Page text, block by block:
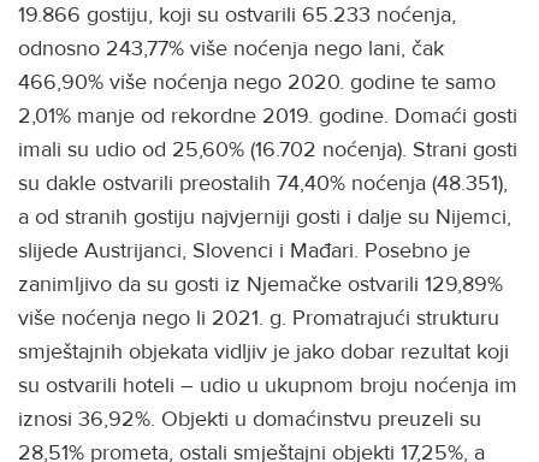
19.866 gostiju, koji su ostvarili 65.233 noćenja,
odnosno 243,77% više noćenja nego lani, čak
466,90% više noćenja nego 2020. godine te samo
2,01% manje od rekordne 2019. godine. Domaći gosti
imali su udio od 25,60% (16.702 noćenja). Strani gosti
su dakle ostvarili preostalih 74,40% noćenja (48.351),
a od stranih gostiju najvjerniji gosti i dalje su Nijemci,
slijede Austrijanci, Slovenci i Mađari. Posebno je
zanimljivo da su gosti iz Njemačke ostvarili 129,89%
više noćenja nego li 2021. g. Promatrajući strukturu
smještajnih objekata vidljiv je jako dobar rezultat koji
su ostvarili hoteli – udio u ukupnom broju noćenja im
iznosi 36,92%. Objekti u domaćinstvu preuzeli su
28,51% prometa, ostali smještajni objekti 17,25%, a